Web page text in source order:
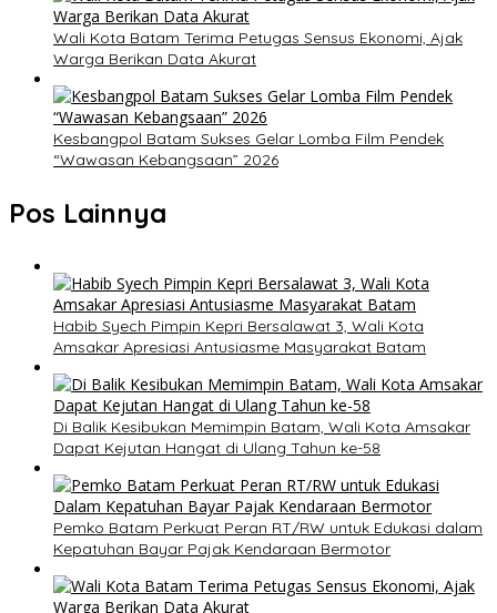
Wali Kota Batam Terima Petugas Sensus Ekonomi, Ajak
Warga Berikan Data Akurat
Kesbangpol Batam Sukses Gelar Lomba Film Pendek
“Wawasan Kebangsaan” 2026
Pos Lainnya
Habib Syech Pimpin Kepri Bersalawat 3, Wali Kota
Amsakar Apresiasi Antusiasme Masyarakat Batam
Di Balik Kesibukan Memimpin Batam, Wali Kota Amsakar
Dapat Kejutan Hangat di Ulang Tahun ke-58
Pemko Batam Perkuat Peran RT/RW untuk Edukasi dalam
Kepatuhan Bayar Pajak Kendaraan Bermotor